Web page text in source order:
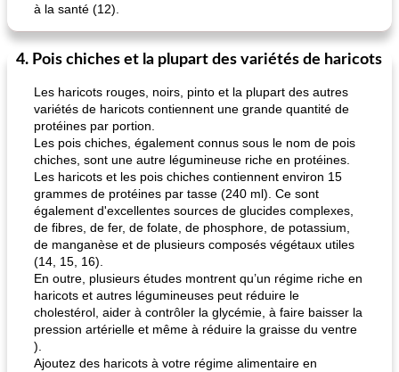
à la santé (12).
4. Pois chiches et la plupart des variétés de haricots
Les haricots rouges, noirs, pinto et la plupart des autres
variétés de haricots contiennent une grande quantité de
protéines par portion.
Les pois chiches, également connus sous le nom de pois
chiches, sont une autre légumineuse riche en protéines.
Les haricots et les pois chiches contiennent environ 15
grammes de protéines par tasse (240 ml). Ce sont
également d'excellentes sources de glucides complexes,
de fibres, de fer, de folate, de phosphore, de potassium,
de manganèse et de plusieurs composés végétaux utiles
(14, 15, 16).
En outre, plusieurs études montrent qu’un régime riche en
haricots et autres légumineuses peut réduire le
cholestérol, aider à contrôler la glycémie, à faire baisser la
pression artérielle et même à réduire la graisse du ventre
).
Ajoutez des haricots à votre régime alimentaire en